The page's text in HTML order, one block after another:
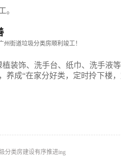
。
装饰、洗手台、纸巾、洗手液
养成“在家分好类，定时拎下楼
分类房建设有序推进ing